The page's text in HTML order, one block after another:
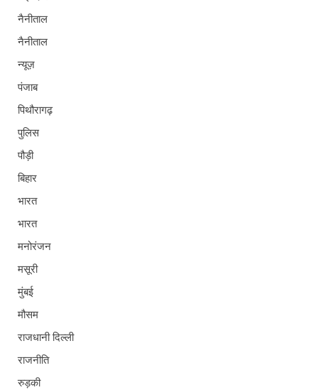
नैनीताल
नैनीताल
न्यूज़
पंजाब
पिथौरागढ़
पुलिस
पौड़ी
बिहार
भारत
भारत
मनोरंजन
मसूरी
मुंबई
मौसम
राजधानी दिल्ली
राजनीति
रुड़की